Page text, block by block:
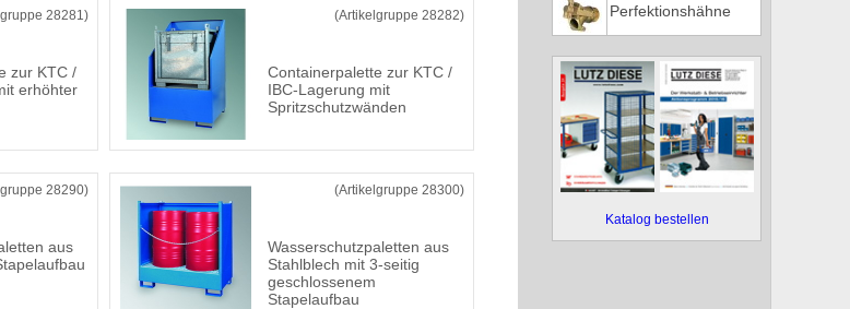
28281)
zur KTC /
erhöhter
(Artikelgruppe 28282)
Containerpalette zur KTC /
IBC-Lagerung mit
Spritzschutzwänden
28290)
aus
(Artikelgruppe 28300)
Wasserschutzpaletten aus
Stahlblech mit 3-seitig
geschlossenem
Stapelaufbau
Perfektionshähne
Katalog bestellen